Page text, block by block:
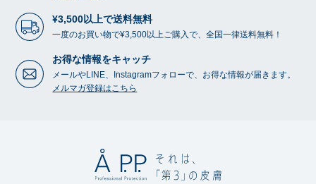
¥3,500以上で送料無料
一度のお買い物で¥3,500以上ご購入で、全国一律送料無料！
お得な情報をキャッチ
メールやLINE、Instagramフォローで、お得な情報が届きます。
メルマガ登録はこちら